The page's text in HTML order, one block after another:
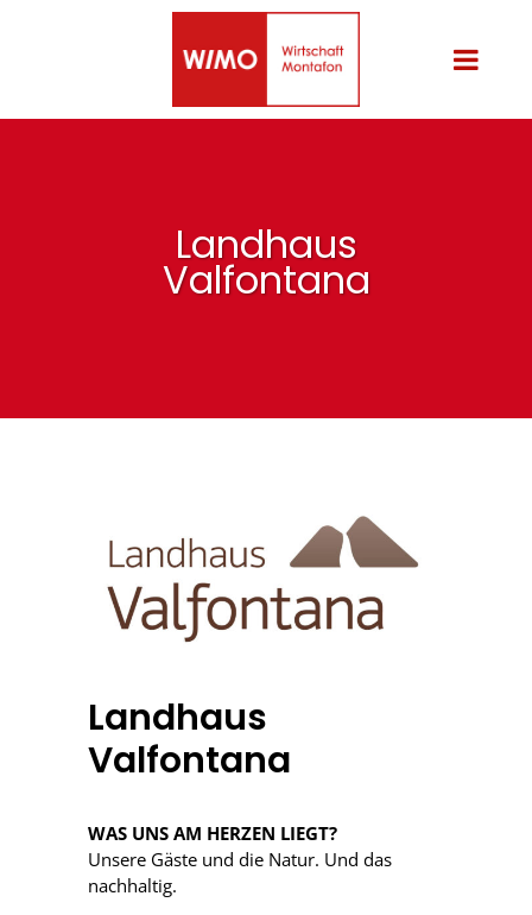
Landhaus
Valfontana
Landhaus
Valfontana
WAS UNS AM HERZEN LIEGT?
Unsere Gäste und die Natur. Und das
nachhaltig.